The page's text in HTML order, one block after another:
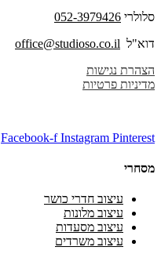
סלולרי 052-3979426
דוא"ל office@studioso.co.il
הצהרת נגישות
מדיניות פרטיות
Facebook-f Instagram Pinterest
מסחרי
עיצוב חדרי כושר
עיצוב מלונות
עיצוב מסעדות
עיצוב משרדים